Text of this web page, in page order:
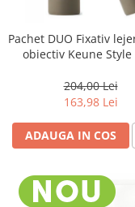
Pachet DUO Fixativ
obiectiv Keune Style
204,00 Lei
163,98 Lei
ADAUGA IN COS